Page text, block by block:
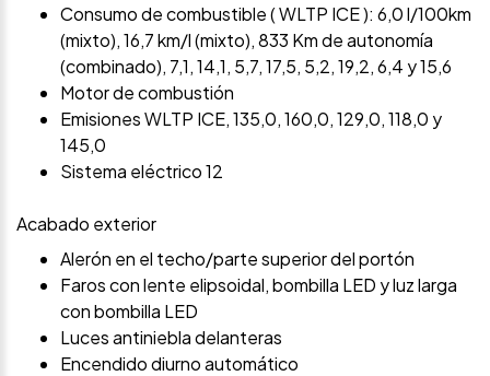
Consumo de combustible ( WLTP ICE ): 6,0 l/100km
(mixto), 16,7 km/l (mixto), 833 Km de autonomía
(combinado), 7,1, 14,1, 5,7, 17,5, 5,2, 19,2, 6,4 y 15,6
Motor de combustión
Emisiones WLTP ICE, 135,0, 160,0, 129,0, 118,0 y
145,0
Sistema eléctrico 12
Acabado exterior
Alerón en el techo/parte superior del portón
Faros con lente elipsoidal, bombilla LED y luz larga
con bombilla LED
Luces antiniebla delanteras
Encendido diurno automático